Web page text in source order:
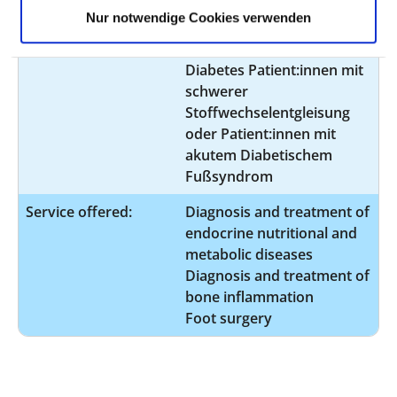
Nur notwendige Cookies verwenden
durchgehenden
Notfallversorgung von
Diabetes Patient:innen mit
schwerer
Stoffwechselentgleisung
oder Patient:innen mit
akutem Diabetischem
Fußsyndrom
Service offered:
Diagnosis and treatment of
endocrine nutritional and
metabolic diseases
Diagnosis and treatment of
bone inflammation
Foot surgery